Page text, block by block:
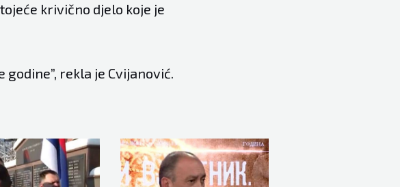
krivično djelo koje je
rekla je Cvijanović.